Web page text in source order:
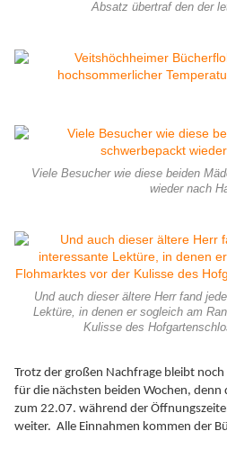
Absatz übertraf den der
Viele Besucher wie diese beiden
wieder nach
Und auch dieser ältere Herr fand
Lektüre, in denen er sogleich am
Kulisse des
Trotz der großen Nachfrage bleibt
für die nächsten beiden Wochen,
zum 22.07. während der
weiter. Alle Einnahmen kommen der